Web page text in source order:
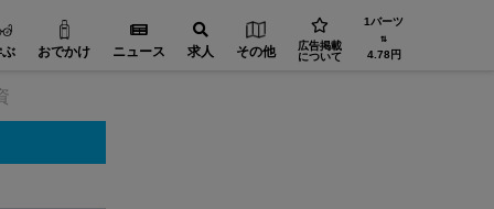
おでかけ ニュース 求人 その他
広告掲載
について
1バーツ
⇅
4.78円